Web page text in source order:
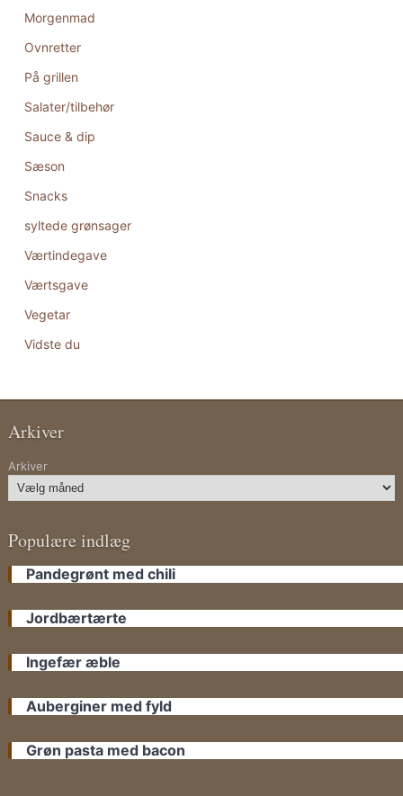
Morgenmad
Ovnretter
På grillen
Salater/tilbehør
Sauce & dip
Sæson
Snacks
syltede grønsager
Værtindegave
Værtsgave
Vegetar
Vidste du
Arkiver
Arkiver
Populære indlæg
Pandegrønt med chili
Jordbærtærte
Ingefær æble
Auberginer med fyld
Grøn pasta med bacon